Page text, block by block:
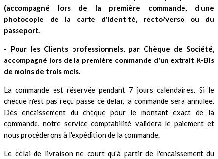
(accompagné lors de la première commande, d'une
photocopie de la carte d'identité, recto/verso ou du
passeport.
- Pour les Clients professionnels, par Chèque de Société,
accompagné lors de la première commande d'un extrait K-Bis
de moins de trois mois.
La commande est réservée pendant 7 jours calendaires. Si le
chèque n'est pas reçu passé ce délai, la commande sera annulée.
Dès encaissement du chèque pour le montant exact de la
commande, notre service comptabilité validera le paiement et
nous procéderons à l'expédition de la commande.
Le délai de livraison ne court qu'à partir de l'encaissement du